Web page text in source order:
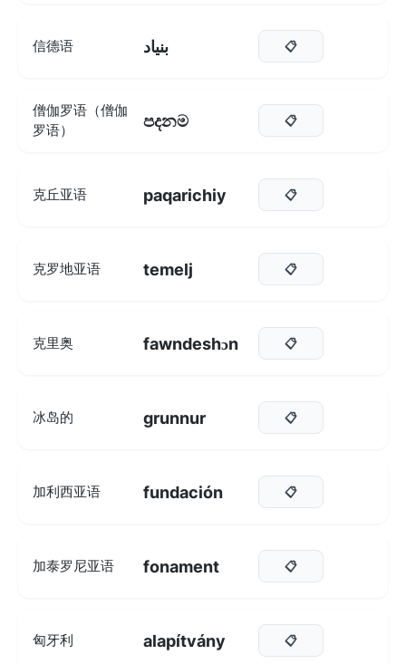
信德语 بنياد 📋
僧伽罗语（僧伽
罗语）
පදනම 📋
克丘亚语 paqarichiy 📋
克罗地亚语 temelj 📋
克里奥 fawndeshɔn 📋
冰岛的 grunnur 📋
加利西亚语 fundación 📋
加泰罗尼亚语 fonament 📋
匈牙利 alapítvány 📋